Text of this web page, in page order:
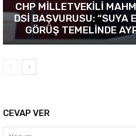
CHP MİLLETVEKİLİ
DSİ BAŞVURUSU: “SUYA
GÖRÜŞ TEMELİNDE
CEVAP VER